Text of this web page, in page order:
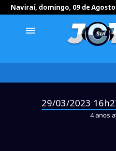
Naviraí, domingo, 09 de Agosto
menu
29/03/2023
4 anos